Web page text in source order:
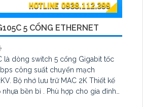
5 CỔNG ETHERNET
là dòng switch 5 cổng Gigabit tốc
công suất chuyển mạch
Bộ nhớ lưu trữ MAC 2K Thiết kế
bền bỉ . Phù hợp cho gia đình